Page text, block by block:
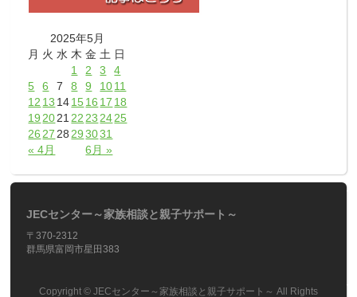
2025年5月
月 火 水 木 金 土 日
« 4月 6月 »
1 2 3
4
5
6 7 8 9 1011
12 13 141516 17 18
19 2021 22 23 2425
26 27 28 29 3031
JECセンター～家族相談と親子サポート～
〒370-2312
群馬県富岡市星田383
Copyright © JECセンター～家族相談と親子サポート～ All Rights